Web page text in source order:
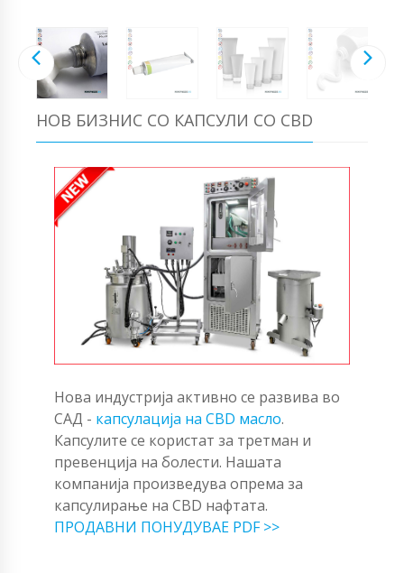
НОВ БИЗНИС СО КАПСУЛИ СО CBD
Нова индустрија активно се развива во
САД - капсулација на CBD масло.
Капсулите се користат за третман и
превенција на болести. Нашата
компанија произведува опрема за
капсулирање на CBD нафтата.
ПРОДАВНИ ПОНУДУВАЕ PDF >>